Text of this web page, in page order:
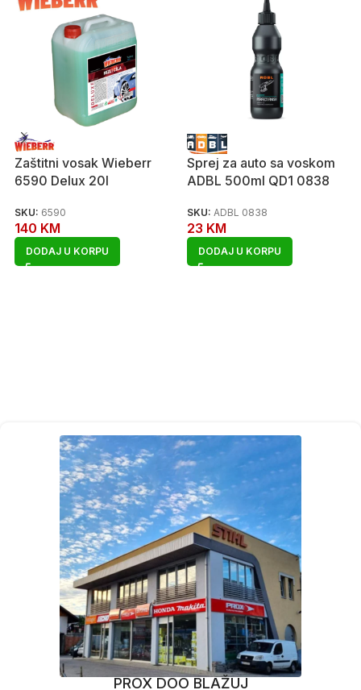
Zaštitni vosak Wieberr
6590 Delux 20l
SKU: 6590
140 KM
DODAJ U KORPU
Sprej za auto sa voskom
ADBL 500ml QD1 0838
SKU: ADBL 0838
23 KM
DODAJ U KORPU
PROX DOO BLAŽUJ